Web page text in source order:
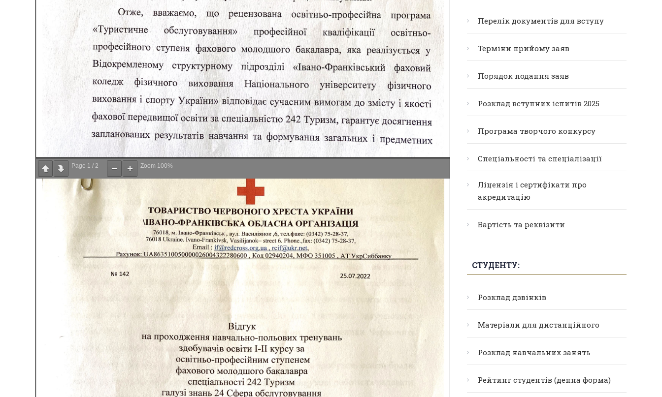
Page 1 / 2 Zoom 100%
Перелік документів для вступу
Терміни прийому заяв
Порядок подання заяв
Розклад вступних іспитів 2025
Програма творчого конкурсу
Спеціальності та спеціалізації
Ліцензія і сертифікати про
акредитацію
Вартість та реквізити
СТУДЕНТУ:
Розклад дзвінків
Матеріали для дистанційного
Розклад навчальних занять
Рейтинг студентів (денна форма)